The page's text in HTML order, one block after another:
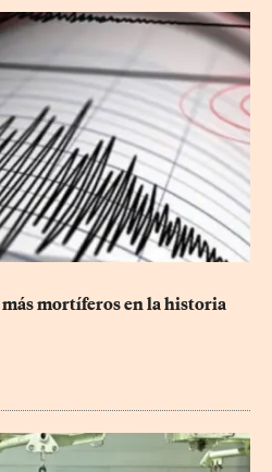
más mortíferos en la historia